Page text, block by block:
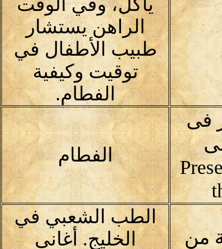
الراهن يستشار
طبيب الأطفال في
توقيت وكيفية
الفطام.
فى
الفطام
من
الطب الشعبي في
الخليج. أغاني